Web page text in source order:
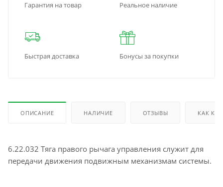
Гарантия на товар Реальное наличие
Быстрая доставка Бонусы за покупки
ОПИСАНИЕ НАЛИЧИЕ ОТЗЫВЫ КАК
6.22.032 Тяга правого рычага управления служит для
передачи движения подвижным механизмам системы.